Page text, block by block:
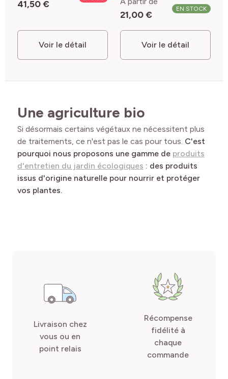
41,50 €
Voir le détail
21,00 €
EN STOCK
Voir le détail
Une agriculture bio
Si désormais certains végétaux ne nécessitent plus
de traitements, ce n'est pas le cas pour tous. C'est
pourquoi nous proposons une gamme de produits
d'entretien du jardin écologiques : des produits
issus d'origine naturelle pour nourrir et protéger
vos plantes.
Livraison chez
vous ou en
point relais
Récompense
fidélité à
chaque
commande